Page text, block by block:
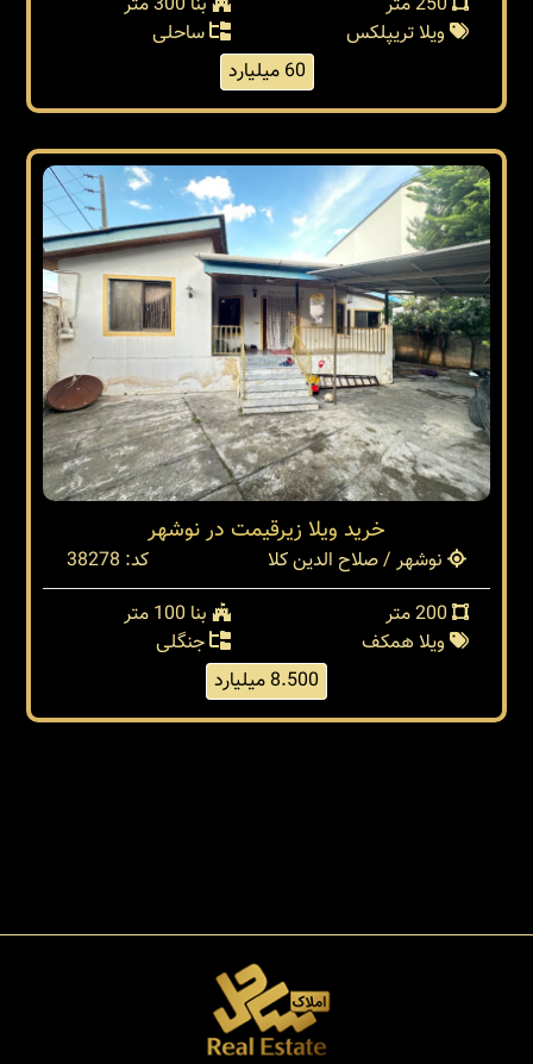
ویلا تریپلکس
ساحلی
60 میلیارد
خريد ويلا زيرقيمت در نوشهر
نوشهر / صلاح الدین کلا
کد: 38278
بنا 100 متر
ویلا همکف
جنگلی
8.500 میلیارد